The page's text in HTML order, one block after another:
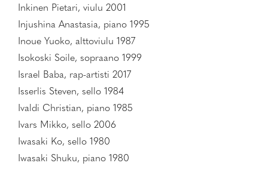
Inkinen Pietari, viulu 2001
Injushina Anastasia, piano 1995
Inoue Yuoko, alttoviulu 1987
Isokoski Soile, sopraano 1999
Israel Baba, rap-artisti 2017
Isserlis Steven, sello 1984
Ivaldi Christian, piano 1985
Ivars Mikko, sello 2006
Iwasaki Ko, sello 1980
Iwasaki Shuku, piano 1980